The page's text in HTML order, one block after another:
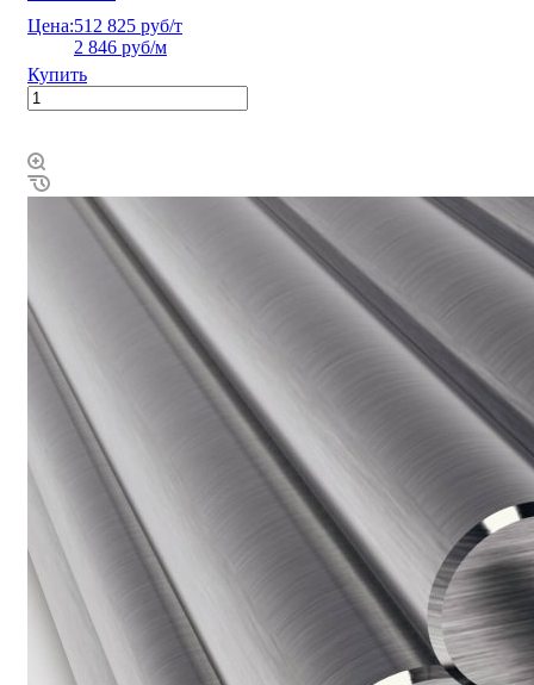
Цена:512 825 руб/т
2 846 руб/м
Купить